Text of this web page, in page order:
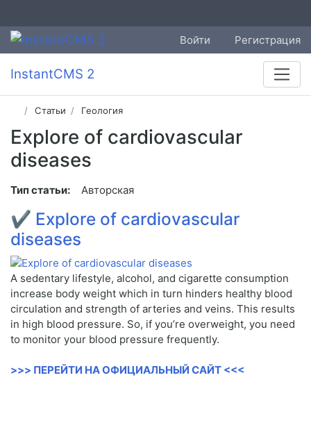
Войти Регистрация
InstantCMS 2
Статьи Геология
Explore of cardiovascular
diseases
Тип статьи: Авторская
✔ Explore of cardiovascular
diseases
A sedentary lifestyle, alcohol, and cigarette consumption
increase body weight which in turn hinders healthy blood
circulation and strength of arteries and veins. This results
in high blood pressure. So, if you’re overweight, you need
to monitor your blood pressure frequently.
>>> ПЕРЕЙТИ НА ОФИЦИАЛЬНЫЙ САЙТ <<<